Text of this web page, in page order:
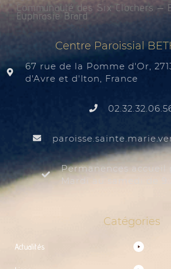
Communauté des Six Clochers –
Euphrasie Brard
Centre Paroissial
67 rue de la Pomme d'Or,
d'Avre et d'Iton, France
Permanences accueil
Mardi au samedi de
Catégories
Actualités